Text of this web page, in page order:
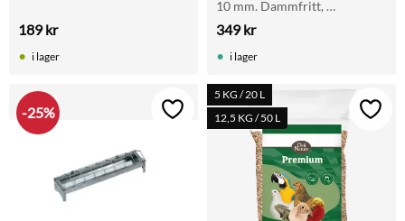
för hönsgårdar
189kr
i lager
10 mm. Dammfritt,
För fåglar, duvor, reptiler,
sköldpaddor och Smådjur.
349kr
i lager
25% Lägg till i favoriter
5 KG / 20 L
12,5 KG / 50 L
Lägg